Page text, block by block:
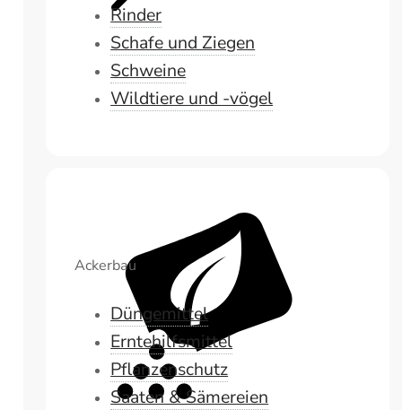
Rinder
Schafe und Ziegen
Schweine
Wildtiere und -vögel
Ackerbau
Düngemittel
Erntehilfsmittel
Pflanzenschutz
Saaten & Sämereien